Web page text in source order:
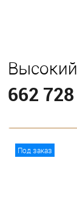
662
Под заказ